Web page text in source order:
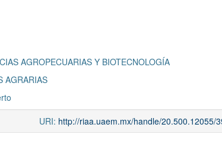
AGROPECUARIAS Y BIOTECNOLOGÍA
AGRARIAS
URI: http://riaa.uaem.mx/handle/20.500.12055/